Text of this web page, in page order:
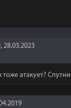
28.03.2023
тоже атакует?